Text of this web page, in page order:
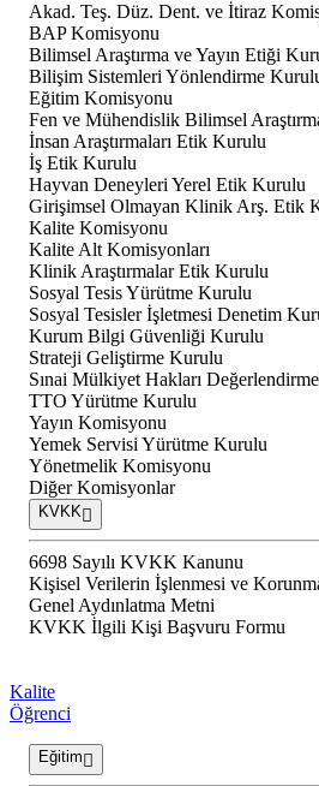
Akad. Teş. Düz. Dent. ve İtiraz
BAP Komisyonu
Bilimsel Araştırma ve Yayın Etiği
Bilişim Sistemleri Yönlendirme
Eğitim Komisyonu
Fen ve Mühendislik Bilimsel
İnsan Araştırmaları Etik Kurulu
İş Etik Kurulu
Hayvan Deneyleri Yerel Etik Kurulu
Girişimsel Olmayan Klinik Arş. Etik
Kalite Komisyonu
Kalite Alt Komisyonları
Klinik Araştırmalar Etik Kurulu
Sosyal Tesis Yürütme Kurulu
Sosyal Tesisler İşletmesi Denetim
Kurum Bilgi Güvenliği Kurulu
Strateji Geliştirme Kurulu
Sınai Mülkiyet Hakları
TTO Yürütme Kurulu
Yayın Komisyonu
Yemek Servisi Yürütme Kurulu
Yönetmelik Komisyonu
Diğer Komisyonlar
KVKK
6698 Sayılı KVKK Kanunu
Kişisel Verilerin İşlenmesi ve
Genel Aydınlatma Metni
KVKK İlgili Kişi Başvuru Formu
Kalite
Öğrenci
Eğitim